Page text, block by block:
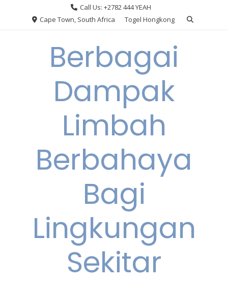
Call Us: +2782 444 YEAH
Cape Town, South Africa
Togel Hongkong
Berbagai
Dampak
Limbah
Berbahaya
Bagi
Lingkungan
Sekitar